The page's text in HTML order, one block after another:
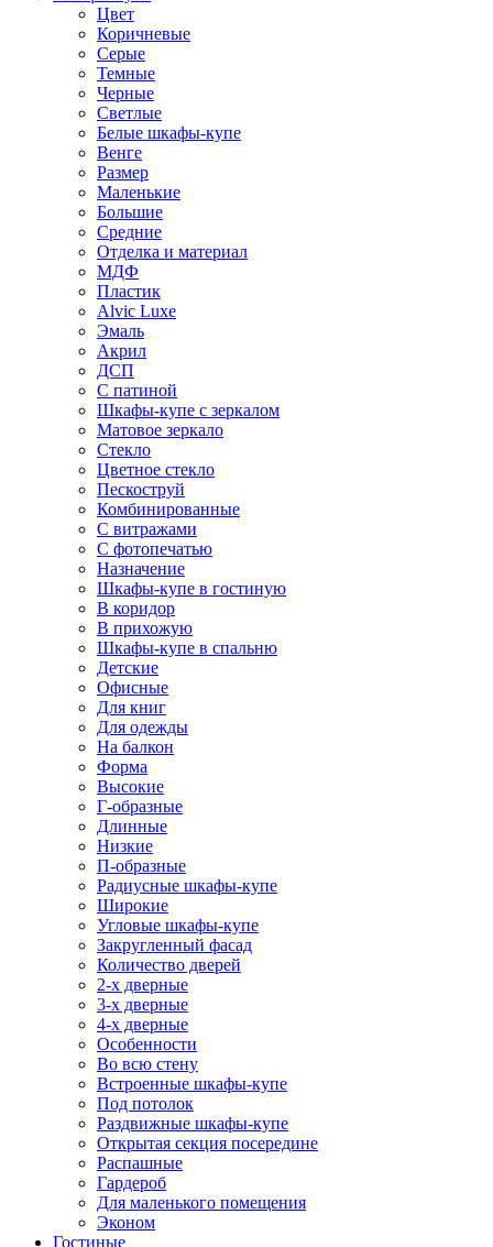
Цвет
Коричневые
Серые
Темные
Черные
Светлые
Белые шкафы-купе
Венге
Размер
Маленькие
Большие
Средние
Отделка и материал
МДФ
Пластик
Alvic Luxe
Эмаль
Акрил
ДСП
С патиной
Шкафы-купе с зеркалом
Матовое зеркало
Стекло
Цветное стекло
Пескоструй
Комбинированные
С витражами
С фотопечатью
Назначение
Шкафы-купе в гостиную
В коридор
В прихожую
Шкафы-купе в спальню
Детские
Офисные
Для книг
Для одежды
На балкон
Форма
Высокие
Г-образные
Длинные
Низкие
П-образные
Радиусные шкафы-купе
Широкие
Угловые шкафы-купе
Закругленный фасад
Количество дверей
2-х дверные
3-х дверные
4-х дверные
Особенности
Во всю стену
Встроенные шкафы-купе
Под потолок
Раздвижные шкафы-купе
Открытая секция посередине
Распашные
Гардероб
Для маленького помещения
Эконом
Гостиные